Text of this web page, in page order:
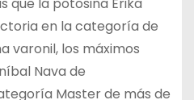
en la categoría de
varonil, los máximos
Nava de
Master de más de